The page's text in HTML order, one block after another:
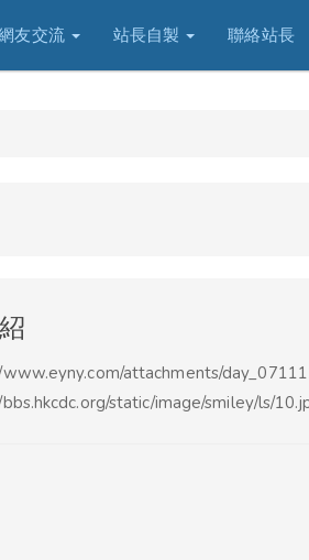
友交流 站長自製 聯絡站長
attachments/
static/image/smiley/ls/